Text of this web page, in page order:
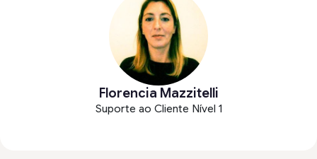
Florencia Mazzitelli
Suporte ao Cliente Nível 1